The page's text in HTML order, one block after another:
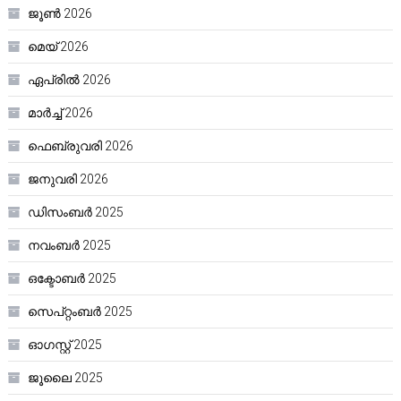
ജൂൺ 2026
മെയ്‌ 2026
ഏപ്രിൽ 2026
മാർച്ച്‌ 2026
ഫെബ്രുവരി 2026
ജനുവരി 2026
ഡിസംബർ 2025
നവംബർ 2025
ഒക്ടോബർ 2025
സെപ്റ്റംബർ 2025
ഓഗസ്റ്റ്‌ 2025
ജൂലൈ 2025